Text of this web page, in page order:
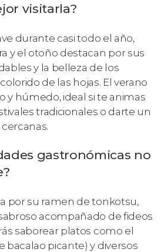
visitarla?
durante casi todo el año,
y el otoño destacan por sus
y la belleza de los
de las hojas. El verano
y húmedo, ideal si te animas
tradicionales o darte un
gastronómicas no
por su ramen de tonkotsu,
acompañado de fideos
saborear platos como el
bacalao picante) y diversos